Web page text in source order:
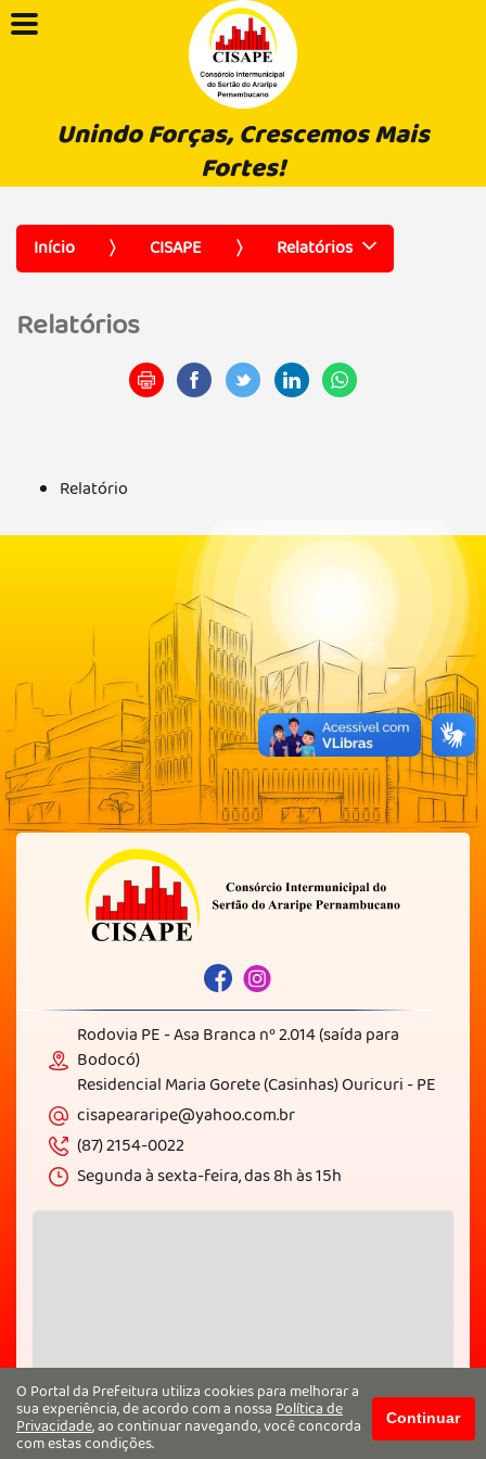
Unindo Forças, Crescemos Mais
Fortes!
Início CISAPE Relatórios
Relatórios
Relatório
Rodovia PE - Asa Branca nº 2.014 (saída para
Bodocó)
Residencial Maria Gorete (Casinhas) Ouricuri - PE
cisapeararipe@yahoo.com.br
(87) 2154-0022
Segunda à sexta-feira, das 8h às 15h
O Portal da Prefeitura utiliza cookies para melhorar a
sua experiência, de acordo com a nossaPolítica de
Privacidade, ao continuar navegando, você concorda
com estas condições.
Continuar